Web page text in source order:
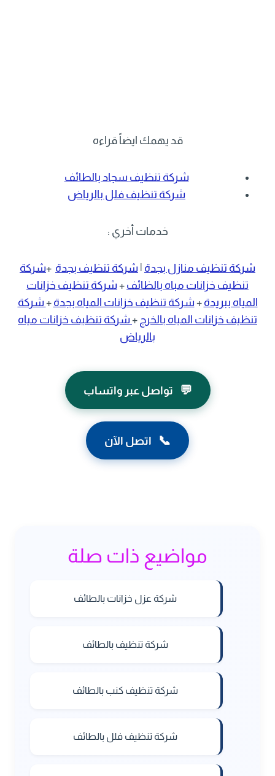
قد يهمك ايضاً قراءه
شركة تنظيف سجاد بالطائف
شركة تنظيف فلل بالرياض
خدمات أخري :
شركة تنظيف منازل بجدة شركة تنظيف بجدة +شركة
تنظيف خزانات مباه بالظائف + شركة تنظيف خزانات
المياه ببريدة + شركة تنظيف خزانات المياه بجدة + شركة
تنظيف خزانات المياه بالخرج + شركة تنظيف خزانات مياه
بالرياض
💬 تواصل عبر واتساب
📞 اتصل الآن
مواضيع ذات صلة
شركة عزل خزانات بالطائف
شركة تنظيف بالطائف
شركة تنظيف كنب بالطائف
شركة تنظيف فلل بالطائف